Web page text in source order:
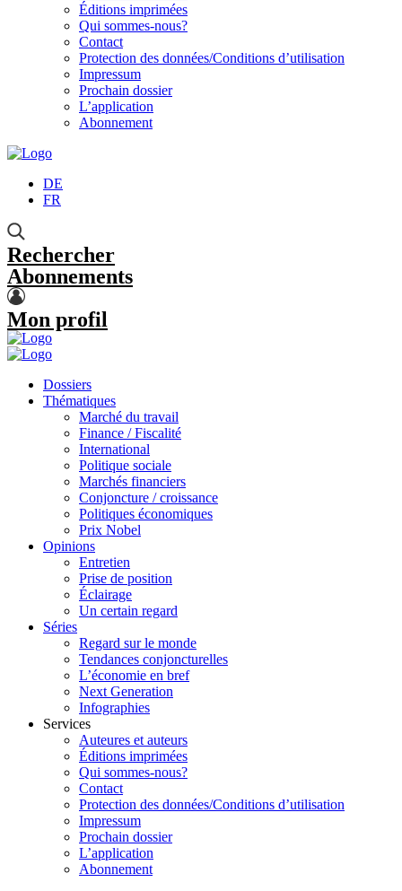
Éditions imprimées
Qui sommes-nous?
Contact
Protection des données/Conditions d’utilisation
Impressum
Prochain dossier
L’application
Abonnement
DE
FR
Rechercher
Abonnements
Mon profil
Dossiers
Thématiques
Marché du travail
Finance / Fiscalité
International
Politique sociale
Marchés financiers
Conjoncture / croissance
Politiques économiques
Prix Nobel
Opinions
Entretien
Prise de position
Éclairage
Un certain regard
Séries
Regard sur le monde
Tendances conjoncturelles
L’économie en bref
Next Generation
Infographies
Services
Auteures et auteurs
Éditions imprimées
Qui sommes-nous?
Contact
Protection des données/Conditions d’utilisation
Impressum
Prochain dossier
L’application
Abonnement